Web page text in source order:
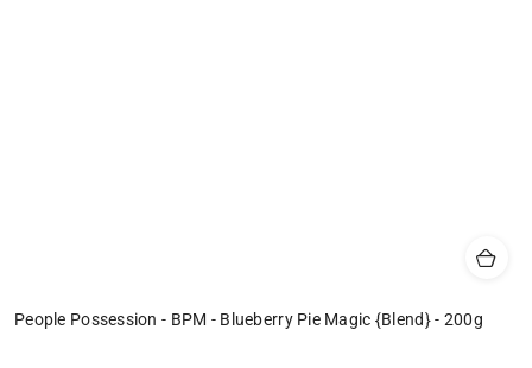
People Possession - BPM - Blueberry Pie Magic {Blend} - 200g